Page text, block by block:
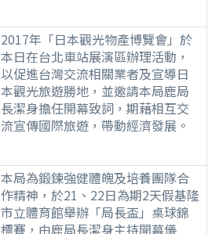
2017年「日本觀光物產博覽會」於
本日在台北車站展演區辦理活動，
以促進台灣交流相關業者及宣導日
本觀光旅遊勝地，並邀請本局鹿局
長潔身擔任開幕致詞，期藉相互交
流宣傳國際旅遊，帶動經濟發展。
本局為鍛鍊強健體魄及培養團隊合
作精神，於21、22日為期2天假基隆
市立體育館舉辦「局長盃」桌球錦
標賽，由鹿局長潔身主持開幕儀